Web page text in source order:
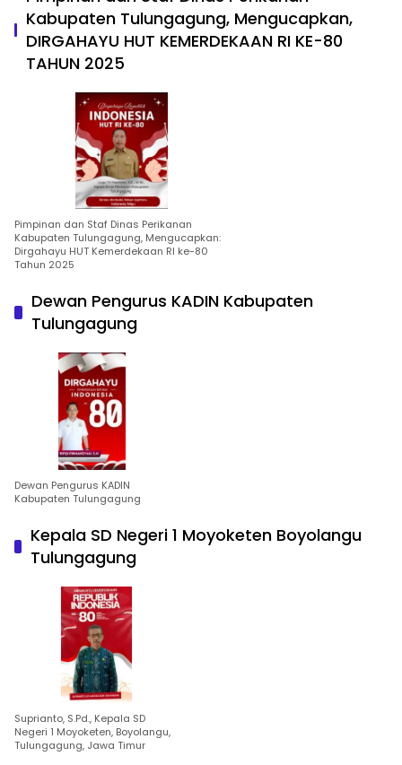
Kabupaten Tulungagung, Mengucapkan,
DIRGAHAYU HUT KEMERDEKAAN RI KE-80
TAHUN 2025
Pimpinan dan Staf Dinas Perikanan
Kabupaten Tulungagung, Mengucapkan:
Dirgahayu HUT Kemerdekaan RI ke-80
Tahun 2025
Dewan Pengurus KADIN Kabupaten
Tulungagung
Dewan Pengurus KADIN
Kabupaten Tulungagung
Kepala SD Negeri 1 Moyoketen Boyolangu
Tulungagung
Suprianto, S.Pd., Kepala SD
Negeri 1 Moyoketen, Boyolangu,
Tulungagung, Jawa Timur